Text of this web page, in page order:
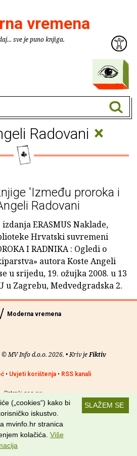
vremena
sve je puno knjiga.
Radovani ×
'Između proroka i
Radovani
ERASMUS Naklade,
Hrvatski suvremeni
I RADNIKA : Ogledi o
autora Koste Angeli
u srijedu, 19. ožujka 2008. u 13
u Zagrebu, Medvedgradska 2.
Moderna vremena
MV Info d.o.o. 2026. • Kriv jeFiktiv
• Uvjeti korištenja• RSS kanali
Potraži nas na:
SLAŽEM SE
(„cookies“) kako bi
iskustvo.
mvinfo.hr stranica
kolačića. Više